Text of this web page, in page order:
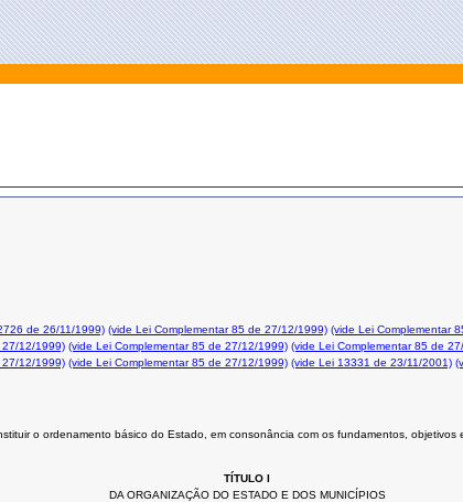
de 26/11/1999) (vide Lei Complementar 85 de 27/12/1999) (vide Lei Complementar
27/12/1999) (vide Lei Complementar 85 de 27/12/1999) (vide Lei Complementar 85 de
27/12/1999) (vide Lei Complementar 85 de 27/12/1999) (vide Lei 13331 de 23/11/2001)
o ordenamento básico do Estado, em consonância com os fundamentos,
TÍTULO I
DA ORGANIZAÇÃO DO ESTADO E DOS MUNICÍPIOS